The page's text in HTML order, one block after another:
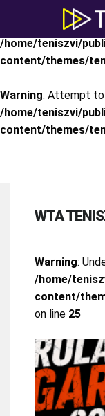
: Attempt
/home/teniszvi/
content/themes/
Warning: Attempt to
/home/teniszvi/
content/themes/
WTA
Warning:
/home/
content/
on line 25